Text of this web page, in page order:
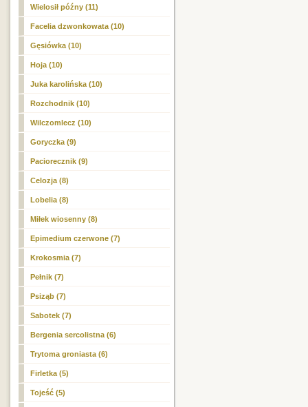
Wielosił późny (11)
Facelia dzwonkowata (10)
Gęsiówka (10)
Hoja (10)
Juka karolińska (10)
Rozchodnik (10)
Wilczomlecz (10)
Goryczka (9)
Paciorecznik (9)
Celozja (8)
Lobelia (8)
Miłek wiosenny (8)
Epimedium czerwone (7)
Krokosmia (7)
Pełnik (7)
Psiząb (7)
Sabotek (7)
Bergenia sercolistna (6)
Trytoma groniasta (6)
Firletka (5)
Tojeść (5)